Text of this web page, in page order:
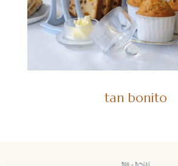
tan bonito